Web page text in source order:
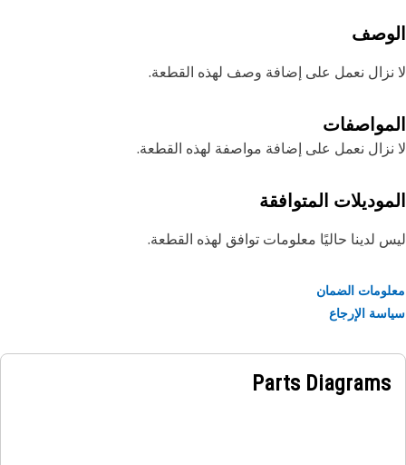
نزال نعمل على إضافة وصف لهذه القطعة.
نعمل على إضافة مواصفة لهذه القطعة.
المتوافقة
لدينا حاليًا معلومات توافق لهذه القطعة.
الضمان
الإرجاع
Parts Diagrams